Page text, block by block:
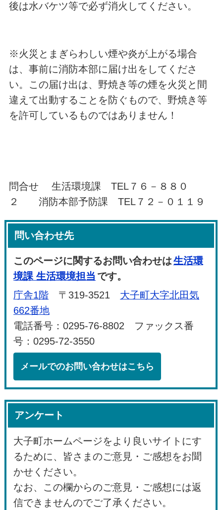
後は水バケツ等で必ず消火してください。
※火災とまぎらわしい煙や炎が上がる場合
は、事前に消防本部に届け出をしてくださ
い。この届け出は、野焼き等の煙を火災と間
違えて出動することを防ぐもので、野焼き等
を許可しているものではありません！
問合せ 生活環境課 TEL７６－８８０
２ 消防本部予防課 TEL７２－０１１９
問い合わせ先
このページに関するお問い合わせは生活環
境課 生活環境担当 です。
庁舎1階 〒319-3521 大子町大字北田気
662番地
電話番号：0295-76-8802 ファックス番
号：0295-72-3550
メールでのお問い合わせはこちら
アンケート
大子町ホームページをより良いサイトにす
るために、皆さまのご意見・ご感想をお聞
かせください。
なお、この欄からのご意見・ご感想には返
信できませんのでご了承ください。